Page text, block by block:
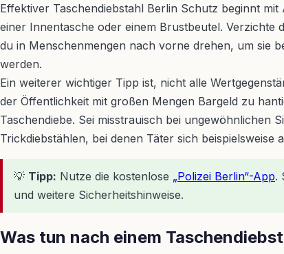
Effektiver Taschendiebstahl Berlin Schutz beginnt
einer Innentasche oder einem Brustbeutel.
du in Menschenmengen nach vorne drehen, um sie
werden.
Ein weiterer wichtiger Tipp ist, nicht alle
der Öffentlichkeit mit großen Mengen Bargeld zu
Taschendiebe. Sei misstrauisch bei ungewöhnlichen
Trickdiebstählen, bei denen Täter sich beispielsweise
💡 Tipp: Nutze die kostenlose „Polizei Berlin“-App.
und weitere Sicherheitshinweise.
Was tun nach einem